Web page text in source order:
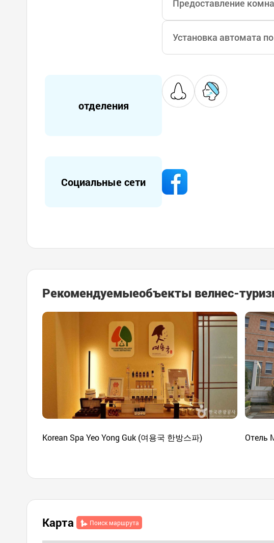
Предоставление
Установка автомата
отделения
Социальные сети
Рекомендуемыеобъекты велнес-
Korean Spa Yeo Yong Guk (여용국 한방스파) Отель
Карта Поиск маршрута